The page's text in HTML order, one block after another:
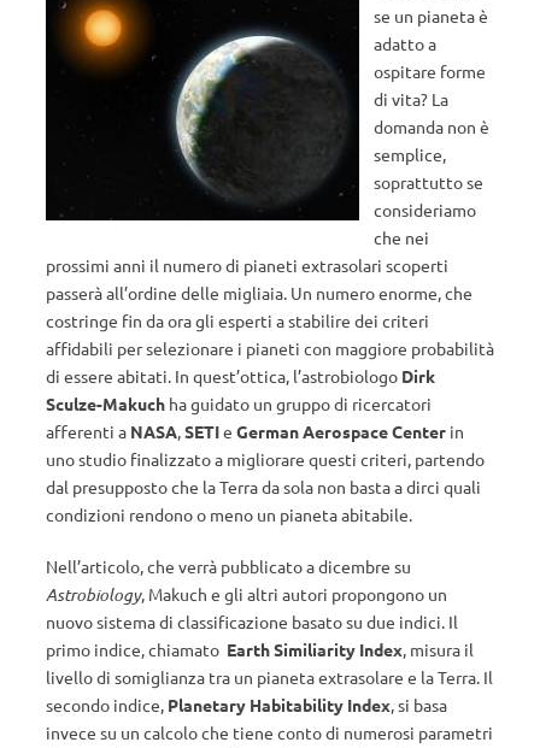
se un pianeta è
adatto a
ospitare forme
di vita? La
domanda non è
semplice,
soprattutto se
consideriamo
che nei
prossimi anni il numero di pianeti extrasolari scoperti
passerà all’ordine delle migliaia. Un numero enorme, che
costringe fin da ora gli esperti a stabilire dei criteri
affidabili per selezionare i pianeti con maggiore probabilità
di essere abitati. In quest’ottica, l’astrobiologo Dirk
Sculze-Makuch ha guidato un gruppo di ricercatori
afferenti a NASA,SETIe German Aerospace Center in
uno studio finalizzato a migliorare questi criteri, partendo
dal presupposto che la Terra da sola non basta a dirci quali
condizioni rendono o meno un pianeta abitabile.
Nell’articolo, che verrà pubblicato a dicembre su
Astrobiology, Makuch e gli altri autori propongono un
nuovo sistema di classificazione basato su due indici. Il
primo indice, chiamato Earth Similiarity Index, misura il
livello di somiglianza tra un pianeta extrasolare e la Terra. Il
secondo indice, Planetary Habitability Index, si basa
invece su un calcolo che tiene conto di numerosi parametri